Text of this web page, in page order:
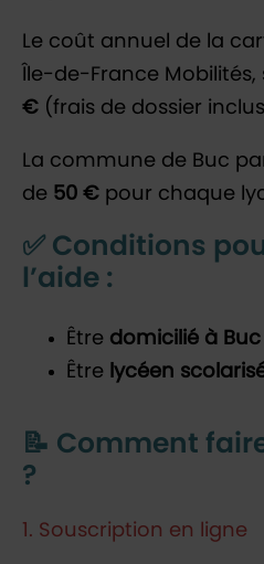
Le coût annuel de la
Île-de-France Mobilités,
€ (frais de dossier
La commune de Buc
de 50 € pour chaque
✅ Conditions
l’aide :
Être domicilié à Buc
Être lycéen
📝 Comment
?
1. Souscription en ligne